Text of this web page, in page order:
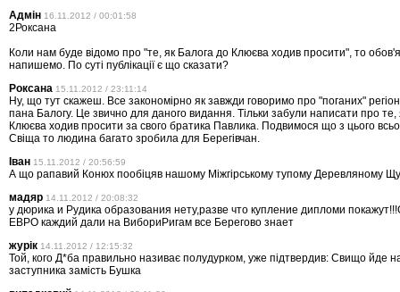
Адмін 16.11.2012 / 00:01:58
2Роксана
Коли нам буде відомо про "те, як Балога до Клюєва ходив просити", то
напишемо. По суті публікації є що сказати?
Роксана 15.11.2012 / 23:11:14
Ну, що тут скажеш. Все закономірно як завжди говоримо про "поганих"
пана Балогу. Це звично для даного видання. Тільки забули написати про те,
Клюєва ходив просити за свого братика Павлика. Подвимося що з цього
Свіща то людина багато зробила для Берегівчан.
Іван 15.11.2012 / 20:56:59
А що рапавий Конюх пообіцяв нашому Міжгірському тупому Деревляному
мадяр 14.11.2012 / 20:08:32
у дюрика и Рудика образования нету,разве что купление дипломи
ЕВРО каждий дали на ВибориРигам все Берегово знает
журік 14.11.2012 / 12:15:32
Той, кого Д*ба правильно називає полудурком, уже підтвердив: Свищо йде
заступника замість Бушка